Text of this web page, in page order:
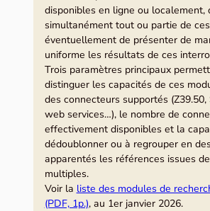
disponibles en ligne ou localement,
simultanément tout ou partie de
éventuellement de présenter de
uniforme les résultats de ces
Trois paramètres principaux
distinguer les capacités de ces
des connecteurs supportés (Z39.50,
web services…), le nombre de
effectivement disponibles et la
dédoublonner ou à regrouper en
apparentés les références issues
multiples.
Voir la liste des modules de
(PDF, 1p.), au 1er janvier 2026.